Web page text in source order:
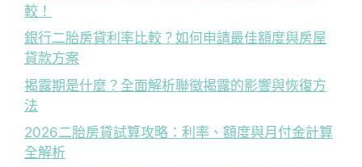
較！
銀行二胎房貸利率比較？如何申請最佳額度與房屋
貸款方案
揭露期是什麼？全面解析聯徵揭露的影響與恢復方
法
2026二胎房貸試算攻略：利率、額度與月付金計算
全解析